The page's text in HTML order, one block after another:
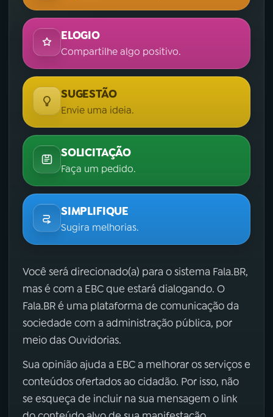
ELOGIO
Compartilhe algo positivo.
SUGESTÃO
Envie uma ideia.
SOLICITAÇÃO
Faça um pedido.
SIMPLIFIQUE
Sugira melhorias.
Você será direcionado(a) para o sistema Fala.BR,
mas é com a EBC que estará dialogando. O
Fala.BR é uma plataforma de comunicação da
sociedade com a administração pública, por
meio das Ouvidorias.
Sua opinião ajuda a EBC a melhorar os serviços e
conteúdos ofertados ao cidadão. Por isso, não
se esqueça de incluir na sua mensagem o link